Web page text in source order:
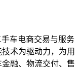
车电商交易与服务
术为驱动力，为用
融、物流交付、售